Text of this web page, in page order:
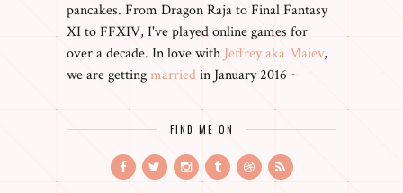
pancakes. From Dragon Raja to Final Fantasy
XI to FFXIV, I've played online games for
over a decade. In love with Jeffrey aka Maiev,
we are gettingmarriedin January 2016 ~
FIND ME ON